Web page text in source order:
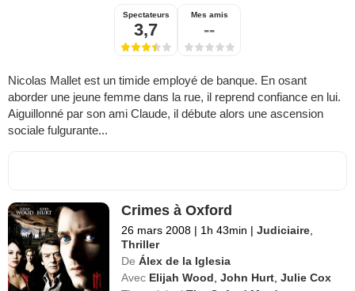
Spectateurs
3,7
Mes amis
--
Nicolas Mallet est un timide employé de banque. En osant
aborder une jeune femme dans la rue, il reprend confiance en lui.
Aiguillonné par son ami Claude, il débute alors une ascension
sociale fulgurante...
Crimes à Oxford
26 mars 2008 | 1h 43min | Judiciaire
Thriller
De Álex de la Iglesia
Avec Elijah Wood ,John Hurt ,Julie Cox